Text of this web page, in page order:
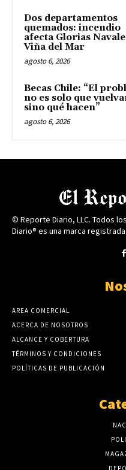
Dos departamentos
quemados: incendio
afecta Glorias
Viña del Mar
agosto 6, 2026
Becas Chile: “El
no es solo que
sino qué hacen”
agosto 6, 2026
© Reporte Diario, LLC. Todos
Diario® es una marca registrada
AREA COMERCIAL
ACERCA DE NOSOTROS
ALCANCE Y COBERTURA
TÉRMINOS Y CONDICIONES
POLÍTICAS DE PUBLICACIÓN